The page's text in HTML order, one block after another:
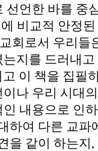
선언한 바를 중
비교적 안정
회로서 우리들
지를 드러내고
이 책을 집필
나 우리 시대
내용으로 인
하여 다른 교
을 같이 하는